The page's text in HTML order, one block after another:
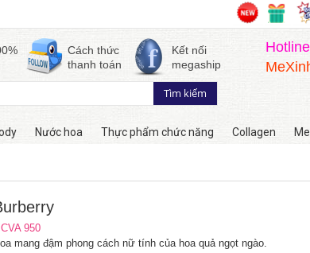
Cách thức
thanh toán
Kết nối
megaship
Nước hoa Thực phẩm chức năng Collagen
950
mang đậm phong cách nữ tính của hoa quả ngọt ngào.